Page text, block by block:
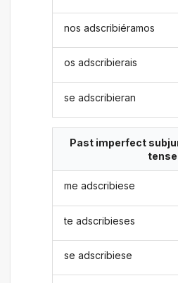
nos adscribiéramos
os adscribierais
se adscribieran
Past imperfect
tense
me adscribiese
te adscribieses
se adscribiese